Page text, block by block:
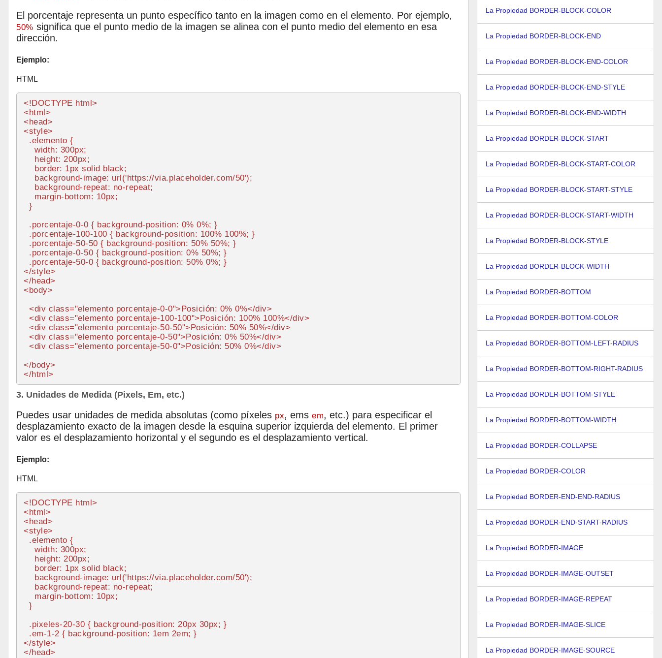
El porcentaje representa un punto específico tanto en la imagen como en el elemento. Por ejemplo,
50% significa que el punto medio de la imagen se alinea con el punto medio del elemento en esa
dirección.
Ejemplo:
HTML
<!DOCTYPE html>
<html>
<head>
<style>
.elemento {
width: 300px;
height: 200px;
border: 1px solid black;
background-image: url('https://via.placeholder.com/50');
background-repeat: no-repeat;
margin-bottom: 10px;
  }
.porcentaje-0-0 { background-position: 0% 0%; }
.porcentaje-100-100 { background-position: 100% 100%; }
.porcentaje-50-50 { background-position: 50% 50%; }
.porcentaje-0-50 { background-position: 0% 50%; }
.porcentaje-50-0 { background-position: 50% 0%
</style>
</head>
<body>
<div class="elemento porcentaje-0-0">Posición: 0% 0%</div>
<div class="elemento porcentaje-100-100">Posición: 100% 100%</div>
<div class="elemento porcentaje-50-50">Posición: 50% 50%</div>
<div class="elemento porcentaje-0-50">Posición: 0% 50%</div>
<div class="elemento porcentaje-50-0">Posición: 50% 0%</div>
</body>
</html>
3. Unidades de Medida (Pixels, Em, etc.)
Puedes usar unidades de medida absolutas (como píxeles px, ems em, etc.) para especificar el
desplazamiento exacto de la imagen desde la esquina superior izquierda del elemento. El primer
valor es el desplazamiento horizontal y el segundo es el desplazamiento vertical.
Ejemplo:
HTML
<!DOCTYPE html>
<html>
<head>
<style>
.elemento {
width: 300px;
height: 200px;
border: 1px solid black;
background-image: url('https://via.placeholder.com/50');
background-repeat: no-repeat;
margin-bottom: 10px;
  }
.pixeles-20-30 { background-position: 20px 30px; }
.em-1-2 { background-position: 1em 2em
</style>
</head>
La Propiedad BORDER-BLOCK-COLOR
La Propiedad BORDER-BLOCK-END
La Propiedad BORDER-BLOCK-END-COLOR
La Propiedad BORDER-BLOCK-END-STYLE
La Propiedad BORDER-BLOCK-END-WIDTH
La Propiedad BORDER-BLOCK-START
La Propiedad BORDER-BLOCK-START-COLOR
La Propiedad BORDER-BLOCK-START-STYLE
La Propiedad BORDER-BLOCK-START-WIDTH
La Propiedad BORDER-BLOCK-STYLE
La Propiedad BORDER-BLOCK-WIDTH
La Propiedad BORDER-BOTTOM
La Propiedad BORDER-BOTTOM-COLOR
La Propiedad BORDER-BOTTOM-LEFT-RADIUS
La Propiedad BORDER-BOTTOM-RIGHT-RADIUS
La Propiedad BORDER-BOTTOM-STYLE
La Propiedad BORDER-BOTTOM-WIDTH
La Propiedad BORDER-COLLAPSE
La Propiedad BORDER-COLOR
La Propiedad BORDER-END-END-RADIUS
La Propiedad BORDER-END-START-RADIUS
La Propiedad BORDER-IMAGE
La Propiedad BORDER-IMAGE-OUTSET
La Propiedad BORDER-IMAGE-REPEAT
La Propiedad BORDER-IMAGE-SLICE
La Propiedad BORDER-IMAGE-SOURCE